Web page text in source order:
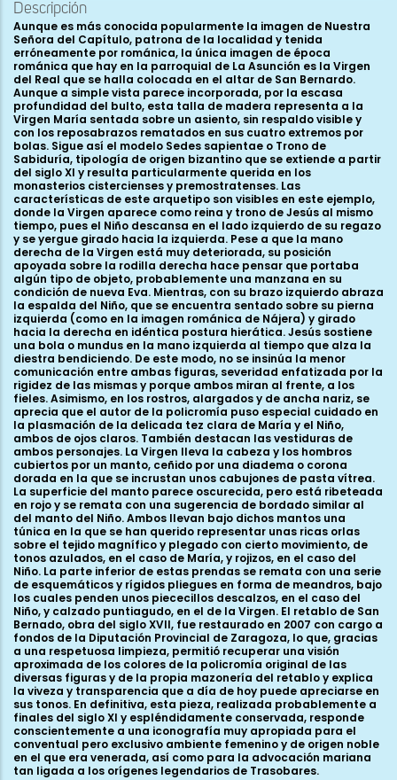
Descripción
Aunque es más conocida popularmente la imagen de Nuestra
Señora del Capítulo, patrona de la localidad y tenida
erróneamente por románica, la única imagen de época
románica que hay en la parroquial de La Asunción es la Virgen
del Real que se halla colocada en el altar de San Bernardo.
Aunque a simple vista parece incorporada, por la escasa
profundidad del bulto, esta talla de madera representa a la
Virgen María sentada sobre un asiento, sin respaldo visible y
con los reposabrazos rematados en sus cuatro extremos por
bolas. Sigue así el modelo Sedes sapientae o Trono de
Sabiduría, tipología de origen bizantino que se extiende a partir
del siglo XI y resulta particularmente querida en los
monasterios cistercienses y premostratenses. Las
características de este arquetipo son visibles en este ejemplo,
donde la Virgen aparece como reina y trono de Jesús al mismo
tiempo, pues el Niño descansa en el lado izquierdo de su regazo
y se yergue girado hacia la izquierda. Pese a que la mano
derecha de la Virgen está muy deteriorada, su posición
apoyada sobre la rodilla derecha hace pensar que portaba
algún tipo de objeto, probablemente una manzana en su
condición de nueva Eva. Mientras, con su brazo izquierdo abraza
la espalda del Niño, que se encuentra sentado sobre su pierna
izquierda (como en la imagen románica de Nájera) y girado
hacia la derecha en idéntica postura hierática. Jesús sostiene
una bola o mundus en la mano izquierda al tiempo que alza la
diestra bendiciendo. De este modo, no se insinúa la menor
comunicación entre ambas figuras, severidad enfatizada por la
rigidez de las mismas y porque ambos miran al frente, a los
fieles. Asimismo, en los rostros, alargados y de ancha nariz, se
aprecia que el autor de la policromía puso especial cuidado en
la plasmación de la delicada tez clara de María y el Niño,
ambos de ojos claros. También destacan las vestiduras de
ambos personajes. La Virgen lleva la cabeza y los hombros
cubiertos por un manto, ceñido por una diadema o corona
dorada en la que se incrustan unos cabujones de pasta vítrea.
La superficie del manto parece oscurecida, pero está ribeteada
en rojo y se remata con una sugerencia de bordado similar al
del manto del Niño. Ambos llevan bajo dichos mantos una
túnica en la que se han querido representar unas ricas orlas
sobre el tejido magnífico y plegado con cierto movimiento, de
tonos azulados, en el caso de María, y rojizos, en el caso del
Niño. La parte inferior de estas prendas se remata con una serie
de esquemáticos y rígidos pliegues en forma de meandros, bajo
los cuales penden unos piececillos descalzos, en el caso del
Niño, y calzado puntiagudo, en el de la Virgen. El retablo de San
Bernado, obra del siglo XVII, fue restaurado en 2007 con cargo a
fondos de la Diputación Provincial de Zaragoza, lo que, gracias
a una respetuosa limpieza, permitió recuperar una visión
aproximada de los colores de la policromía original de las
diversas figuras y de la propia mazonería del retablo y explica
la viveza y transparencia que a día de hoy puede apreciarse en
sus tonos. En definitiva, esta pieza, realizada probablemente a
finales del siglo XI y espléndidamente conservada, responde
conscientemente a una iconografía muy apropiada para el
conventual pero exclusivo ambiente femenino y de origen noble
en el que era venerada, así como para la advocación mariana
tan ligada a los orígenes legendarios de Trasobares.